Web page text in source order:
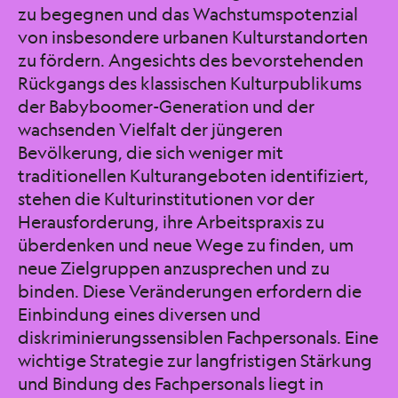
zu begegnen und das Wachstumspotenzial
von insbesondere urbanen Kulturstandorten
zu fördern. Angesichts des bevorstehenden
Rückgangs des klassischen Kulturpublikums
der Babyboomer-Generation und der
wachsenden Vielfalt der jüngeren
Bevölkerung, die sich weniger mit
traditionellen Kulturangeboten identifiziert,
stehen die Kulturinstitutionen vor der
Herausforderung, ihre Arbeitspraxis zu
überdenken und neue Wege zu finden, um
neue Zielgruppen anzusprechen und zu
binden. Diese Veränderungen erfordern die
Einbindung eines diversen und
diskriminierungssensiblen Fachpersonals. Eine
wichtige Strategie zur langfristigen Stärkung
und Bindung des Fachpersonals liegt in